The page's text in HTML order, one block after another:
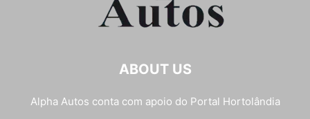
ABOUT US
Alpha Autos conta com apoio do Portal Hortolândia